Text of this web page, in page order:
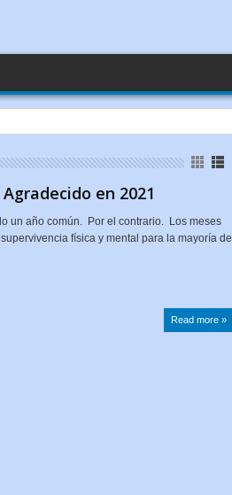
en 2021
un año común. Por el contrario. Los meses
física y mental para la mayoría de
Read more »